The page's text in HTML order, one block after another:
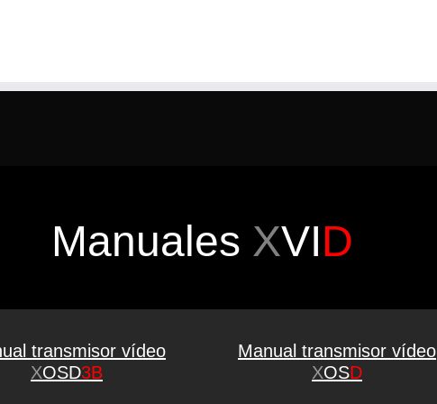
Manuales XVID
transmisor vídeo
XOSD3B
Manual transmisor vídeo
XOSD